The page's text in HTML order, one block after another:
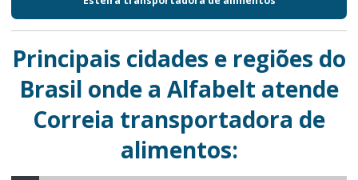
Principais cidades e regiões do
Brasil onde a Alfabelt atende
Correia transportadora de
alimentos: